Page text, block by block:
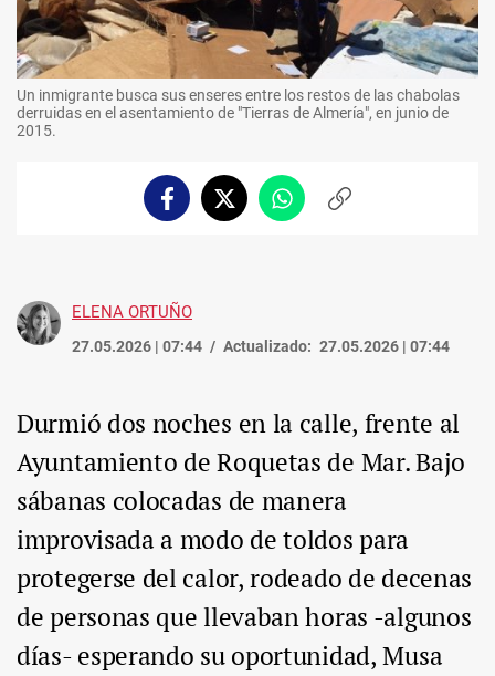
Un inmigrante busca sus enseres entre los restos de las chabolas
derruidas en el asentamiento de "Tierras de Almería", en junio de
2015.
FacebookTwitterWhatsappCopiar
ELENA ORTUÑO
27.05.2026 | 07:44 Actualizado: 27.05.2026 | 07:44
Durmió dos noches en la calle, frente al
Ayuntamiento de Roquetas de Mar. Bajo
sábanas colocadas de manera
improvisada a modo de toldos para
protegerse del calor, rodeado de decenas
de personas que llevaban horas -algunos
días- esperando su oportunidad, Musa